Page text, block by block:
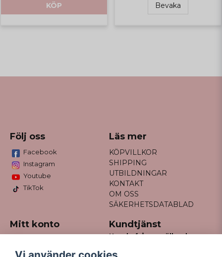
KÖP Bevaka
Följ oss
Facebook
Instagram
Youtube
TikTok
Läs mer
KÖPVILLKOR
SHIPPING
UTBILDNINGAR
KONTAKT
OM OSS
SÄKERHETSDATABLAD
Mitt konto
Registrera dig
Kundtjänst
Har du frågor gällande